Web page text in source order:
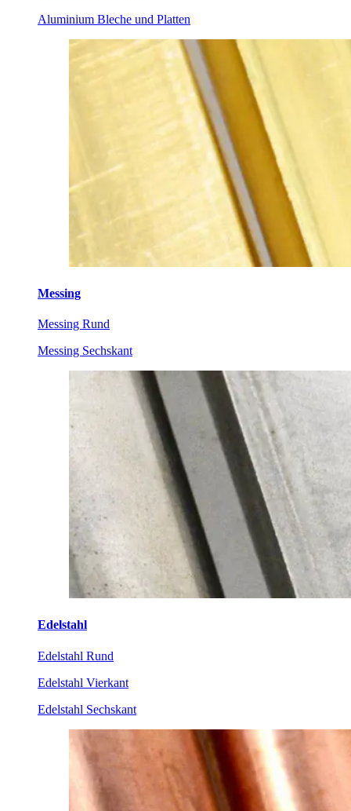
Aluminium Bleche und Platten
Messing
Messing Rund
Messing Sechskant
Edelstahl
Edelstahl Rund
Edelstahl Vierkant
Edelstahl Sechskant